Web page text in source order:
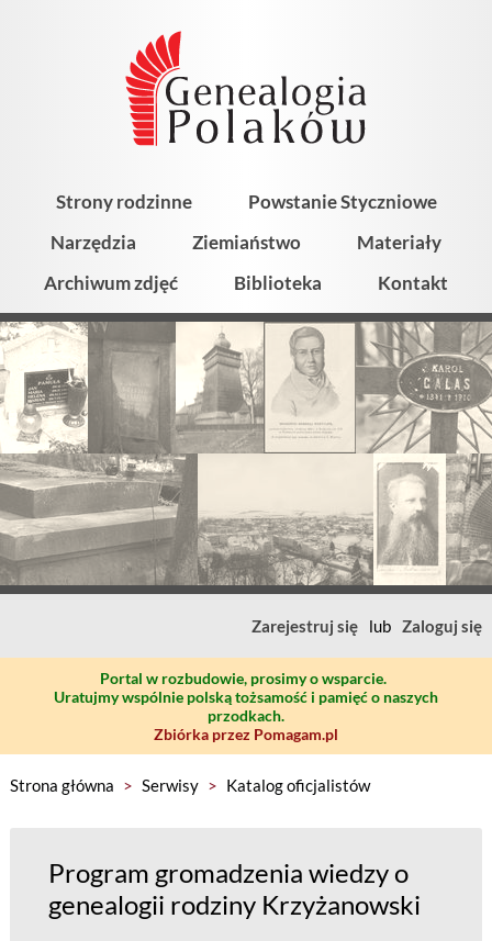
Strony rodzinne
Powstanie Styczniowe
Narzędzia
Ziemiaństwo
Materiały
Archiwum zdjęć
Biblioteka Kontakt
Zarejestruj się lub Zaloguj się
Portal w rozbudowie, prosimy o wsparcie.
Uratujmy wspólnie polską tożsamość i pamięć o naszych
przodkach.
Zbiórka przez Pomagam.pl
Strona główna > Serwisy > Katalog oficjalistów
Program gromadzenia wiedzy o
genealogii rodziny Krzyżanowski